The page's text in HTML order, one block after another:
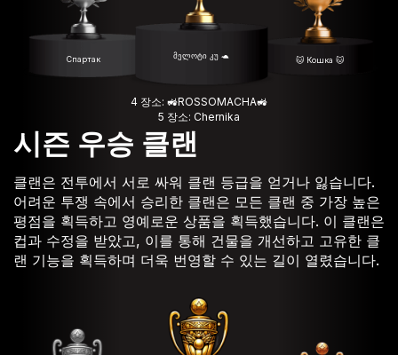
მელოტი კუ 🐢
Спартак 🐱 Кошка 🐱
4 장소: 🚜ROSSOMACHA🚜
5 장소: Chernika
시즌 우승 클랜
클랜은 전투에서 서로 싸워 클랜 등급을 얻거나 잃습니다.
어려운 투쟁 속에서 승리한 클랜은 모든 클랜 중 가장 높은
평점을 획득하고 영예로운 상품을 획득했습니다. 이 클랜은
컵과 수정을 받았고, 이를 통해 건물을 개선하고 고유한 클
랜 기능을 획득하며 더욱 번영할 수 있는 길이 열렸습니다.